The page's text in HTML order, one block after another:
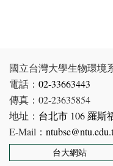
國立台灣大學生物環境
電話： 02-33663443
傳真：02-23635854
地址： 台北市 106 羅斯
E-Mail：
台大網站